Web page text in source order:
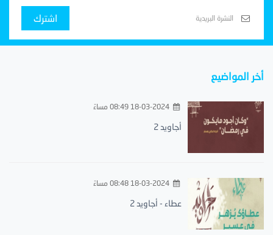
اشترك
أخر المواضيع
18-03-2024 08:49 مساءً
أجاويد 2
18-03-2024 08:48 مساءً
عطاء - أجاويد 2